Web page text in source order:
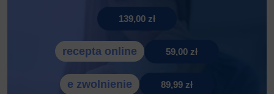
139,00 zł
recepta online 59,00 zł
e zwolnienie 89,99 zł